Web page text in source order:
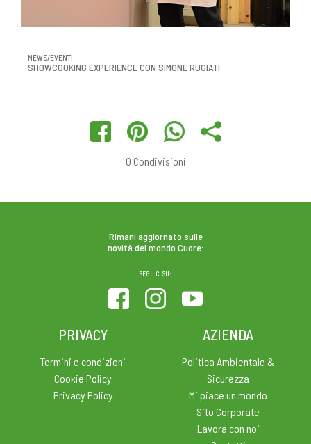
NEWS/EVENTI
SHOWCOOKING EXPERIENCE CON SIMONE RUGIATI
0 Condivisioni
Rimani aggiornato sulle
novità del mondo Cuore:
SEGUICI SU:
PRIVACY
Termini e condizioni
Cookie Policy
Privacy Policy
AZIENDA
Politica Ambientale &
Sicurezza
Mi piace un mondo
Sito Corporate
Lavora con noi